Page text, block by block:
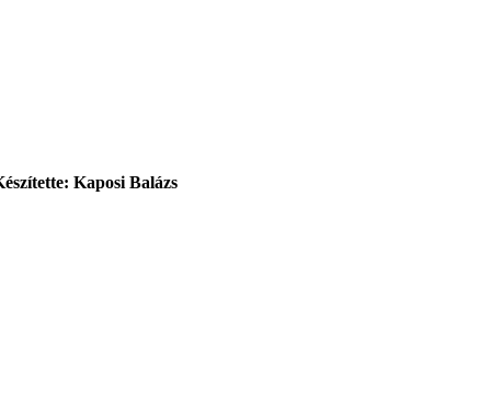
Kaposi Balázs